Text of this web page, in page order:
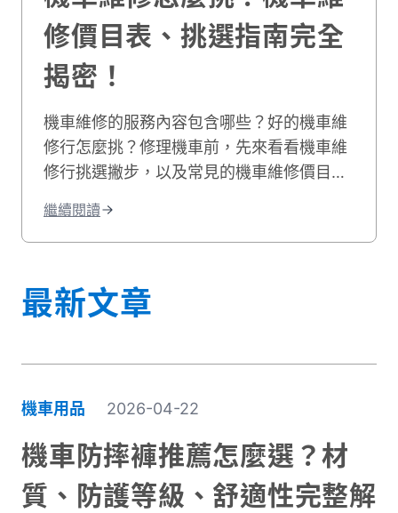
修價目表、挑選指南完全
揭密！
機車維修的服務內容包含哪些？好的機車維
修行怎麼挑？修理機車前，先來看看機車維
修行挑選撇步，以及常見的機車維修價目
你！
繼續閱讀
最新文章
機車用品 2026-04-22
機車防摔褲推薦怎麼選？材
質、防護等級、舒適性完整解